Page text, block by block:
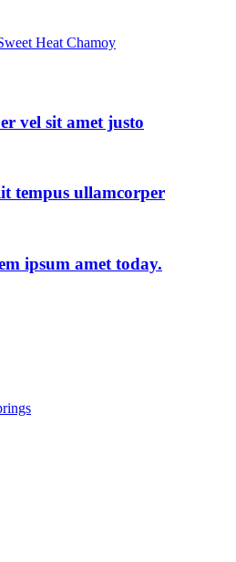
y Encantador
vel sit amet justo
tempus ullamcorper
ipsum amet today.